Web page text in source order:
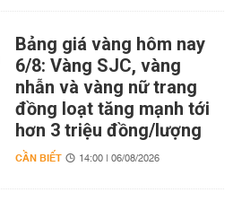
Bảng giá vàng hôm nay
6/8: Vàng SJC, vàng
nhẫn và vàng nữ trang
đồng loạt tăng mạnh tới
hơn 3 triệu đồng/lượng
CẦN BIẾT 14:00 | 06/08/2026